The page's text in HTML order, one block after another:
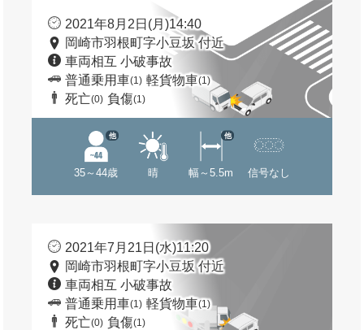
2021年8月2日(月)14:40
岡崎市羽根町字小豆坂 付近
車両相互 小破事故
普通乗用車(1) 軽貨物車(1)
死亡(0) 負傷(1)
35～44歳
他
晴 幅～5.5m
他
信号なし
2021年7月21日(水)11:20
岡崎市羽根町字小豆坂 付近
車両相互 小破事故
普通乗用車(1) 軽貨物車(1)
死亡(0) 負傷(1)